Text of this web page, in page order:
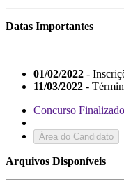
Datas Importantes
01/02/2022 -
11/03/2022 -
Concurso Finalizado
Área do Candidato
Arquivos Disponíveis